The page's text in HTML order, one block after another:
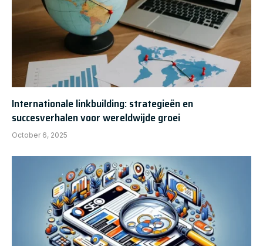
Internationale linkbuilding: strategieën en
succesverhalen voor wereldwijde groei
October 6, 2025